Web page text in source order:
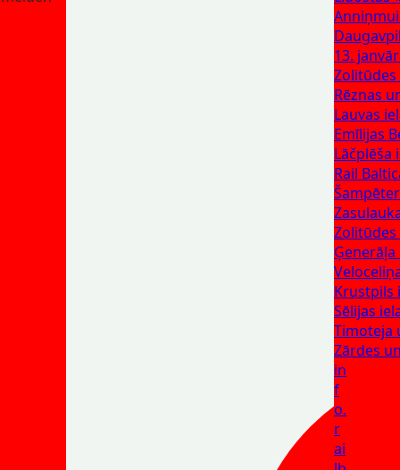
13.
Rēznas
Lauvas
Emīlijas
Lāčplēša
Rail
Zolitūdes
Krustpils
Sēlijas
Timoteja
Zārdes
in
f
o.
r
ai